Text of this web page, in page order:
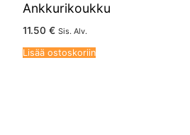
Ankkurikoukku
11.50 € Sis. Alv.
Lisää ostoskoriin